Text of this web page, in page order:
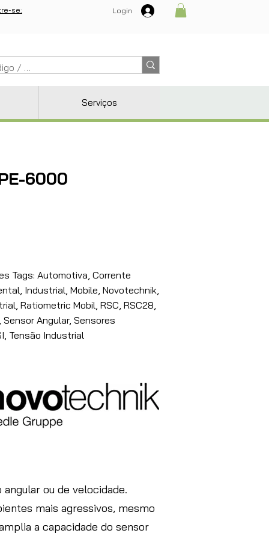
se: Login
Serviços
6000
Tags: Automotiva, Corrente
Industrial, Mobile, Novotechnik,
Ratiometric Mobil, RSC, RSC28,
Angular, Sensores
Tensão Industrial
ou de velocidade.
mais agressivos, mesmo
a capacidade do sensor